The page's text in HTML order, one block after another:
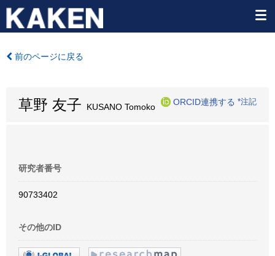
前のページに戻る
草野 友子 KUSANO Tomoko
ORCID連携する *注記
研究者番号
90733402
その他のID